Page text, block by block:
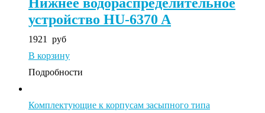
устройство HU-6370 A
1921
руб
В корзину
Подробности
Комплектующие к корпусам засыпного типа